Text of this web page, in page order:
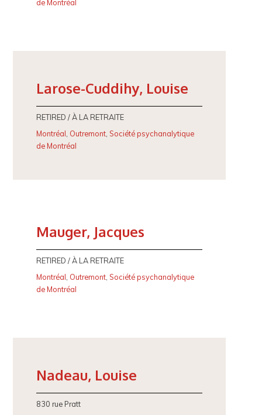
de Montréal
Larose-Cuddihy, Louise
RETIRED / À LA RETRAITE
Montréal, Outremont, Société psychanalytique
de Montréal
Mauger, Jacques
RETIRED / À LA RETRAITE
Montréal, Outremont, Société psychanalytique
de Montréal
Nadeau, Louise
830 rue Pratt